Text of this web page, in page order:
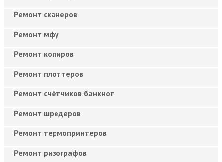
Ремонт сканеров
Ремонт мфу
Ремонт копиров
Ремонт плоттеров
Ремонт счётчиков банкнот
Ремонт шредеров
Ремонт термопринтеров
Ремонт ризографов